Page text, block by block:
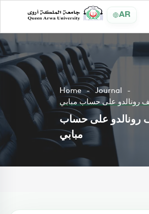
AR
Home
Journal
رونالدو على حساب مبابي
رونالدو على حساب
مبابي